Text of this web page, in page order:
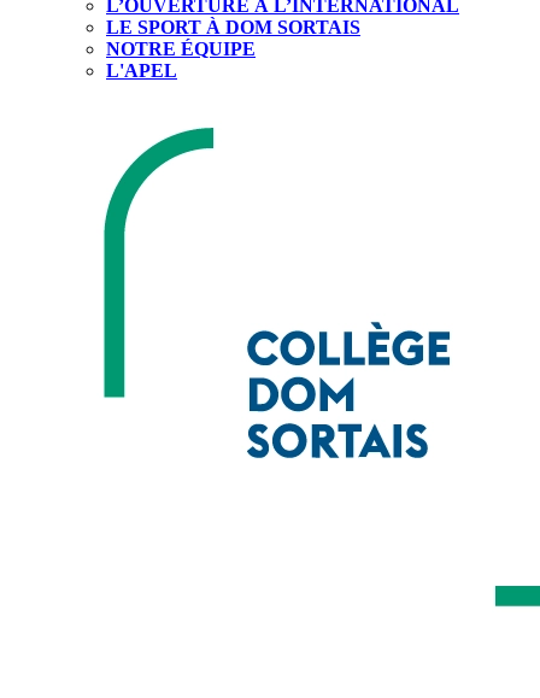
L’OUVERTURE À L’INTERNATIONAL
LE SPORT À DOM SORTAIS
NOTRE ÉQUIPE
L'APEL